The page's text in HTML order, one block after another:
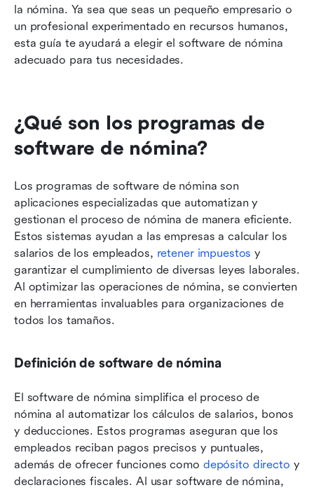
la nómina. Ya sea que seas un pequeño empresario o
un profesional experimentado en recursos humanos,
esta guía te ayudará a elegir el software de nómina
adecuado para tus necesidades.
¿Qué son los programas de
software de nómina?
Los programas de software de nómina son
aplicaciones especializadas que automatizan y
gestionan el proceso de nómina de manera eficiente.
Estos sistemas ayudan a las empresas a calcular los
salarios de los empleados, retener impuestos y
garantizar el cumplimiento de diversas leyes laborales.
Al optimizar las operaciones de nómina, se convierten
en herramientas invaluables para organizaciones de
todos los tamaños.
Definición de software de nómina
El software de nómina simplifica el proceso de
nómina al automatizar los cálculos de salarios, bonos
y deducciones. Estos programas aseguran que los
empleados reciban pagos precisos y puntuales,
además de ofrecer funciones como depósito directo y
declaraciones fiscales. Al usar software de nómina,